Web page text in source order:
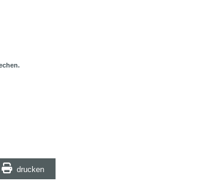
drucken